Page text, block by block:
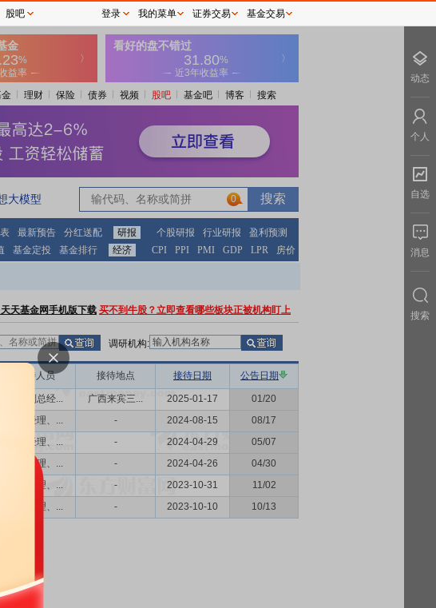
理财 保险 债券 视频 股吧 基金吧 博客 搜索
大模型 0
最新预告 分红送配 研报 个股研报 行业研报
盈利预测
基金定投 基金排行 经济 CPI PPI PMI GDP LPR 房价
天基金网手机版下载 买不到牛股？立即查看哪些板块正被机构盯上
调研机构:
接待人员 接待地点 接待日期 公告日期
公司副总经... 广西来宾三... 2025-01-17
01/20
副总经理、... - 2024-08-15
08/17
副总经理、... - 2024-04-29
05/07
副总经理、... - 2024-04-26
04/30
副总经理、... - 2023-10-31
11/02
副总经理、... - 2023-10-10 10/13
股吧 登录 我的菜单 证券交易 基金交易
动态
个人
自选
消息
搜索